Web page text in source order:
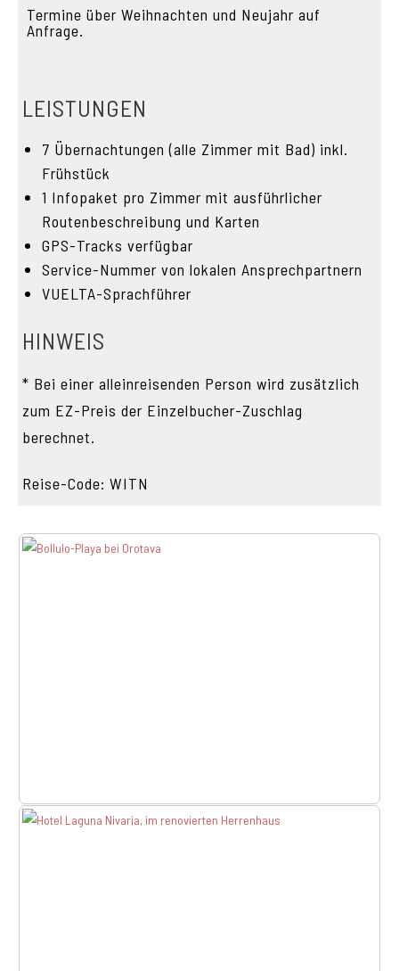
Termine über Weihnachten und Neujahr auf
Anfrage.
LEISTUNGEN
7 Übernachtungen (alle Zimmer mit Bad) inkl.
Frühstück
1 Infopaket pro Zimmer mit ausführlicher
Routenbeschreibung und Karten
GPS-Tracks verfügbar
Service-Nummer von lokalen Ansprechpartnern
VUELTA-Sprachführer
HINWEIS
* Bei einer alleinreisenden Person wird zusätzlich
zum EZ-Preis der Einzelbucher-Zuschlag
berechnet.
Reise-Code: WITN